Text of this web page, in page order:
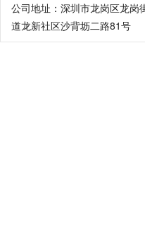
公司地址：深圳市龙岗区龙岗
道龙新社区沙背坜二路81号